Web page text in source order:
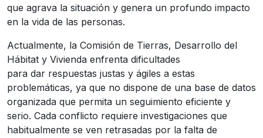
que agrava la situación y genera un profundo impacto
en la vida de las personas.
Actualmente, la Comisión de Tierras, Desarrollo del
Hábitat y Vivienda enfrenta dificultades
para dar respuestas justas y ágiles a estas
problemáticas, ya que no dispone de una base de datos
organizada que permita un seguimiento eficiente y
serio. Cada conflicto requiere investigaciones que
habitualmente se ven retrasadas por la falta de